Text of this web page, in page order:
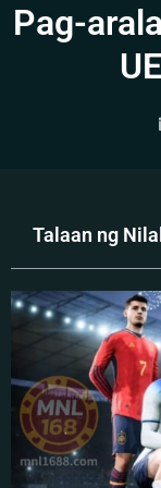
Pag-
Talaan ng